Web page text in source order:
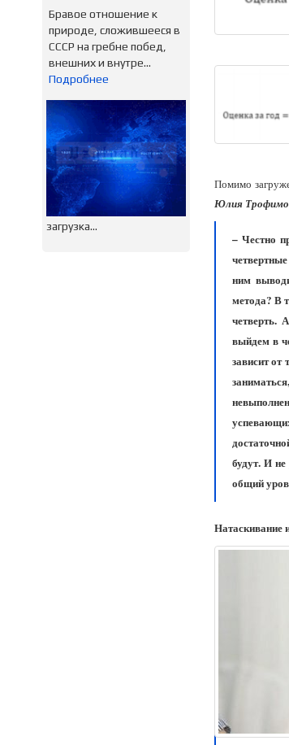
Бравое отношение к
природе, сложившееся в
СССР на гребне побед,
внешних и внутре...
Подробнее
загрузка...
Помимо
Юлия
– Честно
ним
метода? В
четверть.
выйдем в
зависит от
будут. И
общий
Натаскивание